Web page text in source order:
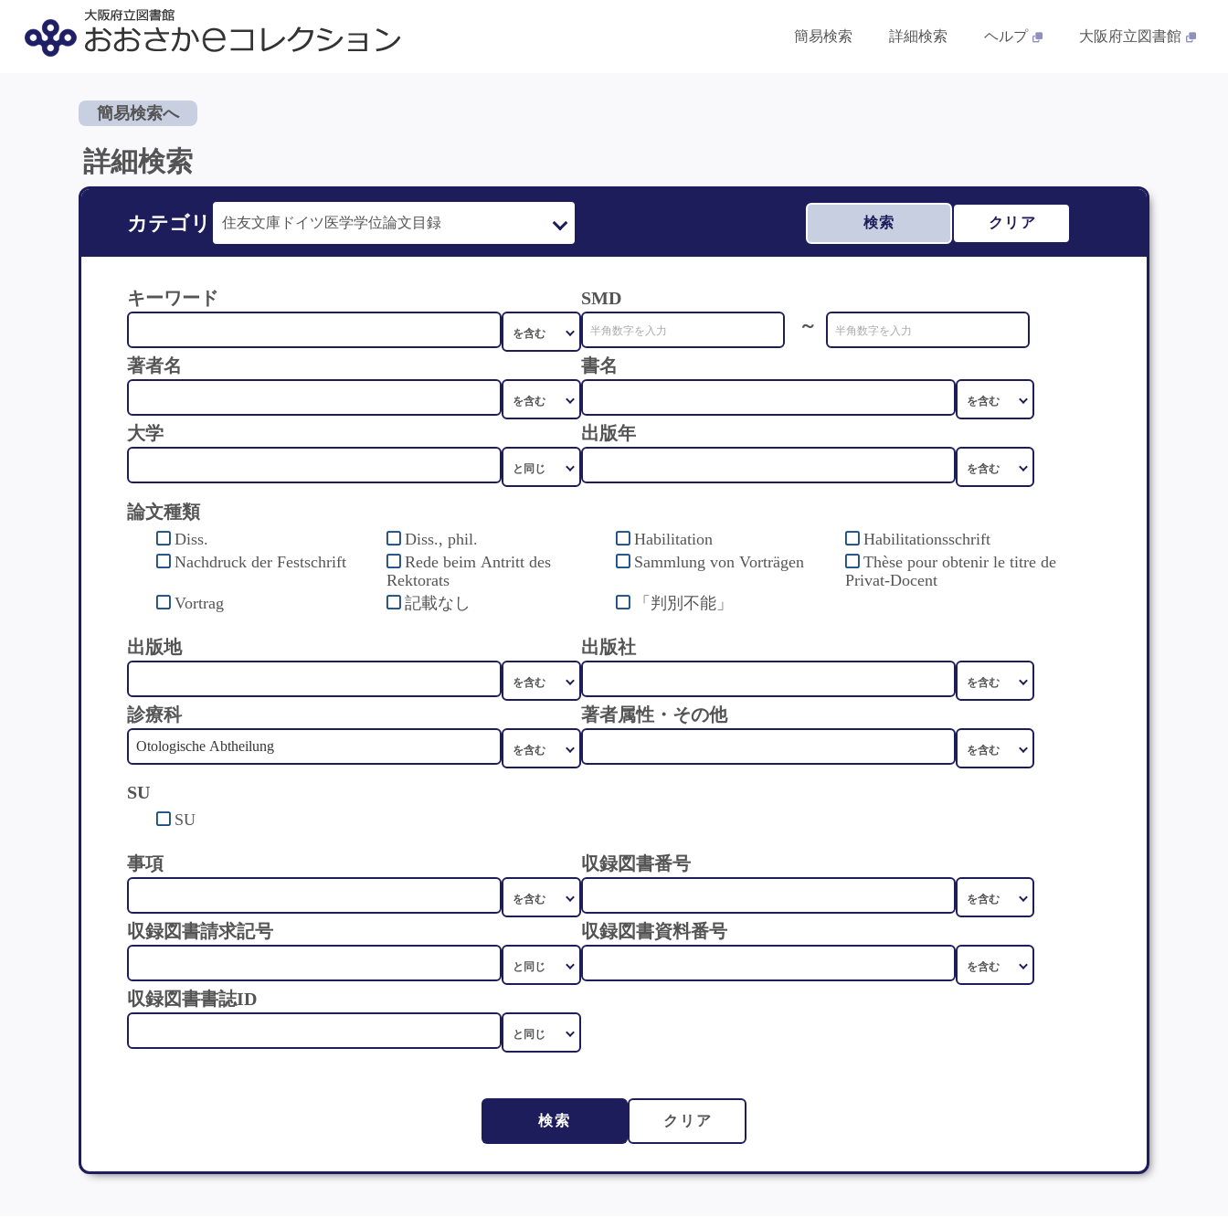
簡易検索 詳細検索 ヘルプ 大阪府立図書館
簡易検索へ
詳細検索
カテゴリ 検索 クリア
キーワード
SMD
～
著者名
書名
大学 出版年
論文種類
Diss. Diss., phil. Habilitation
Habilitationsschrift
Nachdruck der Festschrift
Rede beim Antritt des
Rektorats
Sammlung von Vorträgen
Thèse pour obtenir le titre de
Privat-Docent
Vortrag
記載なし 「判別不能」
出版地 出版社
診療科 著者属性・その他
SU
SU
事項 収録図書番号
収録図書請求記号 収録図書資料番号
収録図書書誌ID
検索 クリア